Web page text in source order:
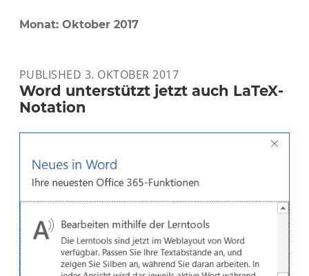
Monat: Oktober 2017
PUBLISHED 3. OKTOBER 2017
Word unterstützt jetzt auch LaTeX-
Notation